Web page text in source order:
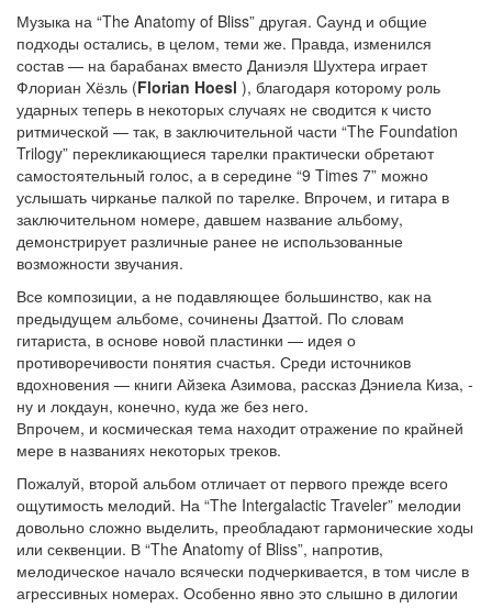
Музыка на “The Anatomy of Bliss” другая. Cаунд и общие
подходы остались, в целом, теми же. Правда, изменился
состав — на барабанах вместо Даниэля Шухтера играет
Флориан Хёзль (Florian Hoesl ), благодаря которому роль
ударных теперь в некоторых случаях не сводится к чисто
ритмической — так, в заключительной части “The Foundation
Trilogy” перекликающиеся тарелки практически обретают
самостоятельный голос, а в середине “9 Times 7” можно
услышать чирканье палкой по тарелке. Впрочем, и гитара в
заключительном номере, давшем название альбому,
демонстрирует различные ранее не использованные
возможности звучания.
Все композиции, а не подавляющее большинство, как на
предыдущем альбоме, сочинены Дзаттой. По словам
гитариста, в основе новой пластинки — идея о
противоречивости понятия счастья. Среди источников
вдохновения — книги Айзека Азимова, рассказ Дэниела Киза, -
ну и локдаун, конечно, куда же без него.
Впрочем, и космическая тема находит отражение по крайней
мере в названиях некоторых треков.
Пожалуй, второй альбом отличает от первого прежде всего
ощутимость мелодий. На “The Intergalactic Traveler” мелодии
довольно сложно выделить, преобладают гармонические ходы
или секвенции. В “The Anatomy of Bliss”, напротив,
мелодическое начало всячески подчеркивается, в том числе в
агрессивных номерах. Особенно явно это слышно в дилогии